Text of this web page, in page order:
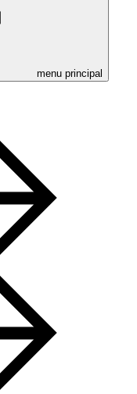
menu principal